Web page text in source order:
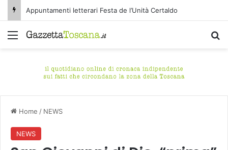
Appuntamenti letterari Festa de l’Unità Certaldo
Menu
Home / NEWS
NEWS